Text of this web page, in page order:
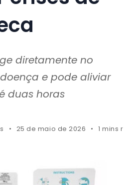
diretamente no
e pode aliviar
duas horas
25 de maio de 2026 1 mins